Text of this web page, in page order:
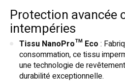
Protection avancée
intempéries
Tissu NanoPro™ Eco :
consommation, ce tissu
une technologie de
durabilité exceptionnelle.